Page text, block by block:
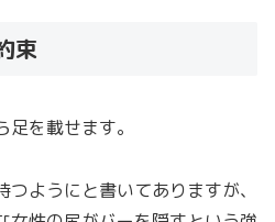
束
を載せます。
ようにと書いてありますが、